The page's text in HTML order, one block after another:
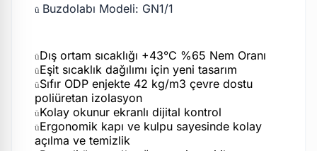
ü Buzdolabı Modeli: GN1/1
üDış ortam sıcaklığı +43°C %65 Nem Oranı
üEşit sıcaklık dağılımı için yeni tasarım
üSıfır ODP enjekte 42 kg/m3 çevre dostu
poliüretan izolasyon
üKolay okunur ekranlı dijital kontrol
üErgonomik kapı ve kulpu sayesinde kolay
açılma ve temizlik